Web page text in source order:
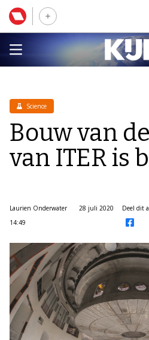
Science
Bouw van
van ITER is
Laurien Onderwater
28 juli 2020
14:49
Deel dit